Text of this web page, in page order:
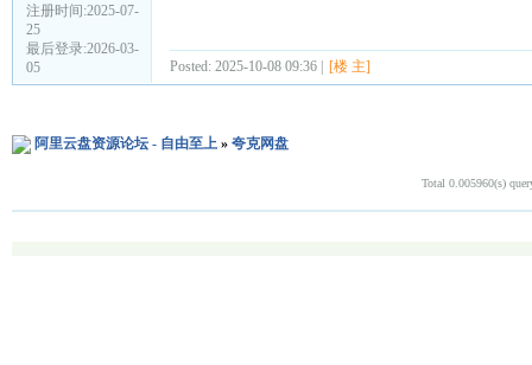
注册时间:2025-07-
25
最后登录:2026-03-
05
Posted: 2025-10-08 09:36 | [楼 主]
阿里云盘资源论坛 - 自由至上» 夸克网盘
Total 0.005960(s)